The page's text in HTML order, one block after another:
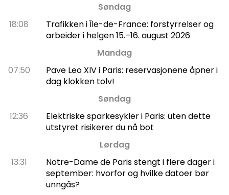
Søndag
18:08
Trafikken i Île-de-France: forstyrrelser og
arbeider i helgen 15.–16. august 2026
Mandag
07:50
Pave Leo XIV i Paris: reservasjonene åpner i
dag klokken tolv!
Søndag
12:36
Elektriske sparkesykler i Paris: uten dette
utstyret risikerer du nå bot
Lørdag
13:31
Notre-Dame de Paris stengt i flere dager i
september: hvorfor og hvilke datoer bør
unngås?